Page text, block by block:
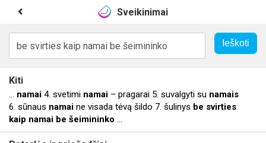
Sveikinimai
Kiti
... namai 4. svetimi namai – pragarai 5. suvalgyti su namais
6. sūnaus namai ne visada tėvą šildo 7. šulinys be svirties
kaip namai be šeimininko ...